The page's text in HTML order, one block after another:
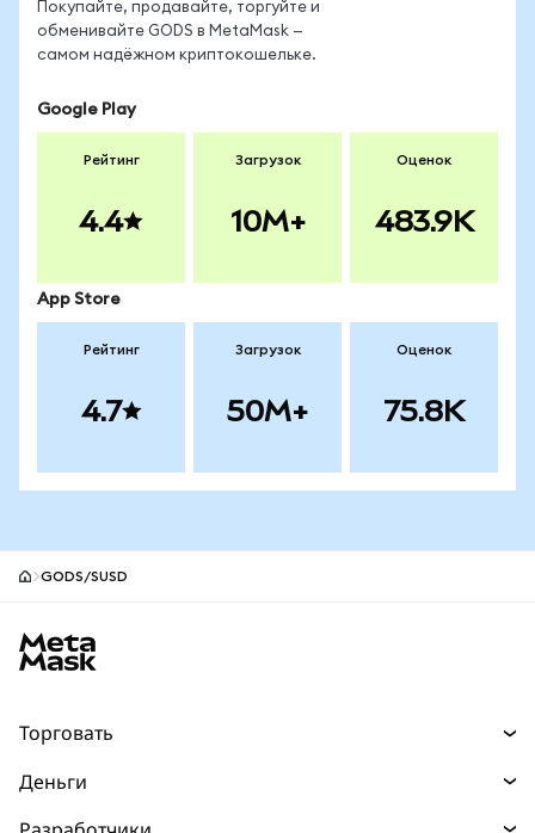
Покупайте, продавайте, торгуйте и
обменивайте GODS в MetaMask —
самом надёжном криптокошельке.
Google Play
Рейтинг
4.4
Загрузок
10M+
Оценок
483.9K
App Store
Рейтинг
4.7
Загрузок
50M+
Оценок
75.8K
GODS/SUSD
Торговать
Деньги